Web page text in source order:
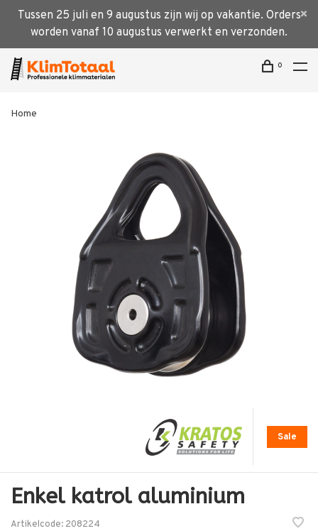
Tussen 25 juli en 9 augustus zijn wij op vakantie. Orders
worden vanaf 10 augustus verwerkt en verzonden.
0
Home
Sale
Enkel katrol aluminium
Artikelcode: 208224